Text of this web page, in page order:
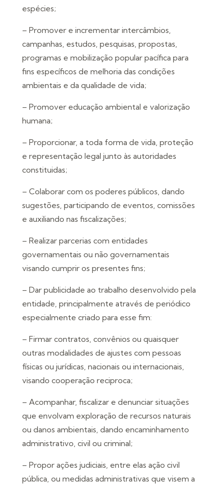
espécies;
– Promover e incrementar intercâmbios,
campanhas, estudos, pesquisas, propostas,
programas e mobilização popular pacífica para
fins específicos de melhoria das condições
ambientais e da qualidade de vida;
– Promover educação ambiental e valorização
humana;
– Proporcionar, a toda forma de vida, proteção
e representação legal junto às autoridades
constituidas;
– Colaborar com os poderes públicos, dando
sugestões, participando de eventos, comissões
e auxiliando nas fiscalizações;
– Realizar parcerias com entidades
governamentais ou não governamentais
visando cumprir os presentes fins;
– Dar publicidade ao trabalho desenvolvido pela
entidade, principalmente através de periódico
especialmente criado para esse fim:
– Firmar contratos, convênios ou quaisquer
outras modalidades de ajustes com pessoas
físicas ou jurídicas, nacionais ou internacionais,
visando cooperação reciproca;
– Acompanhar, fiscalizar e denunciar situações
que envolvam exploração de recursos naturais
ou danos ambientais, dando encaminhamento
administrativo, civil ou criminal;
– Propor ações judiciais, entre elas ação civil
pública, ou medidas administrativas que visem a